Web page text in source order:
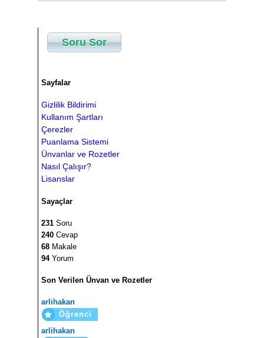
Soru Sor
Sayfalar
Gizlilik Bildirimi
Kullanım Şartları
Çerezler
Puanlama Sistemi
Ünvanlar ve Rozetler
Nasıl Çalışır?
Lisanslar
Sayaçlar
231 Soru
240 Cevap
68 Makale
94Yorum
Son Verilen Ünvan ve Rozetler
arlihakan
Öğrenci
arlihakan